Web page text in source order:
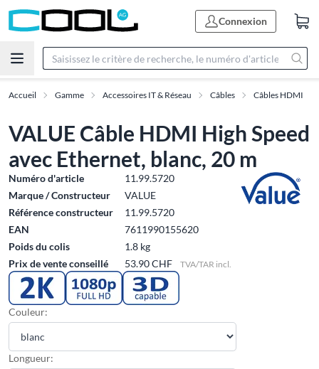
Connexion
Accueil Gamme Accessoires IT & Réseau Câbles Câbles HDMI
VALUE Câble HDMI High Speed
avec Ethernet, blanc, 20 m
Numéro d'article
11.99.5720
Marque / Constructeur
VALUE
Référence constructeur
11.99.5720
EAN
7611990155620
Poids du colis
1.8 kg
Prix de vente conseillé
53.90 CHF TVA/TAR incl.
Couleur:
Longueur: